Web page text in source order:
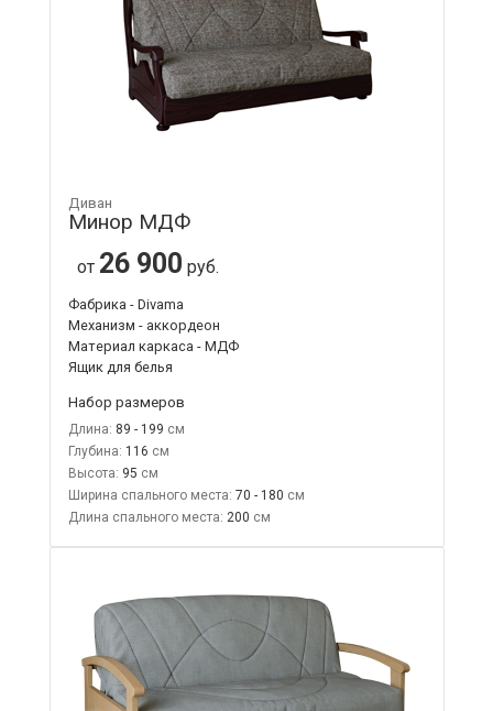
Диван
Минор МДФ
от 26 900 руб.
Фабрика - Divama
Механизм - аккордеон
Материал каркаса - МДФ
Ящик для белья
Набор размеров
Длина: 89 - 199
Глубина: 116
Высота: 95
Ширина спального места: 70 - 180
Длина спального места: 200